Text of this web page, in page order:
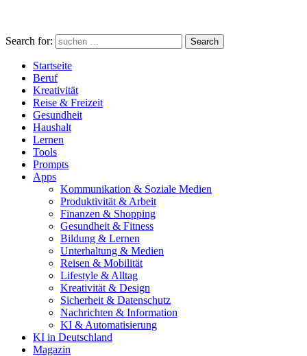
Search for: Search
Startseite
Beruf
Kreativität
Reise & Freizeit
Gesundheit
Haushalt
Lernen
Tools
Prompts
Apps
Kommunikation & Soziale Medien
Produktivität & Arbeit
Finanzen & Shopping
Gesundheit & Fitness
Bildung & Lernen
Unterhaltung & Medien
Reisen & Mobilität
Lifestyle & Alltag
Kreativität & Design
Sicherheit & Datenschutz
Nachrichten & Information
KI & Automatisierung
KI in Deutschland
Magazin